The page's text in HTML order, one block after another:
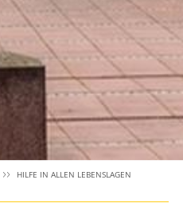
HILFE IN ALLEN LEBENSLAGEN